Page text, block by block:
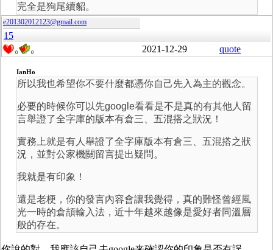
完全是狗尾續貂。
e201302012123@gmail.com
15
0 0 2021-12-29 quote
IanHo
所以我也希望你不要什麼都憑你自己先入為主的觀念。
必要的時候你可以先google看看是不是真的有其他人留
言舉證了全字庫的版本有倉三、五混搭之狀況！
實務上就是有人舉證了全字庫版本有倉三、五混搭之狀
況，並對公家機關留言提出疑問。
我就是有印象！
還是老梗，你的發言內容會讓我覺得，真的難怪曾經風
光一時的倉頡輸入法，近十年越來越像是愛好者同溫層
般的存在。